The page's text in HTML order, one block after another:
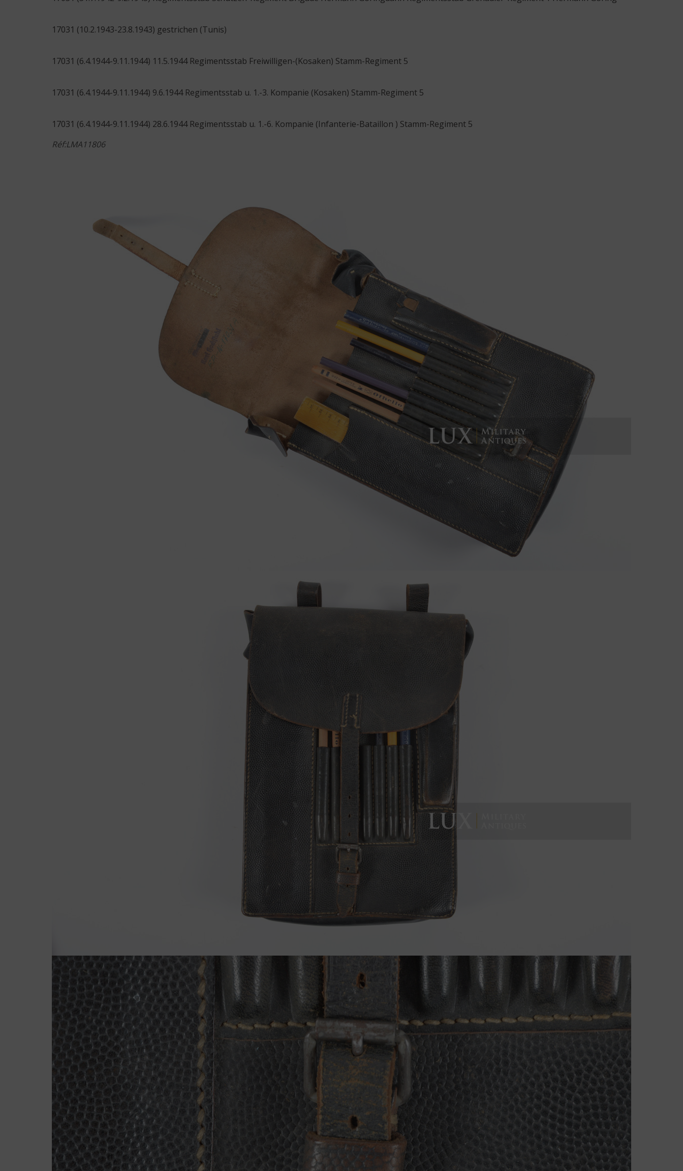
17031 (10.2.1943-23.8.1943) gestrichen (Tunis)
17031 (6.4.1944-9.11.1944) 11.5.1944 Regimentsstab Freiwilligen-(Kosaken) Stamm-Regiment 5
17031 (6.4.1944-9.11.1944) 9.6.1944 Regimentsstab u. 1.-3. Kompanie (Kosaken) Stamm-Regiment 5
17031 (6.4.1944-9.11.1944) 28.6.1944 Regimentsstab u. 1.-6. Kompanie (Infanterie-Bataillon ) Stamm-Regiment 5
Réf:LMA11806